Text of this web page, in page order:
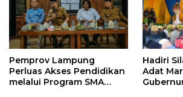
Pemprov Lampung
Perluas Akses Pendidikan
melalui Program SMA
Hadiri
Adat